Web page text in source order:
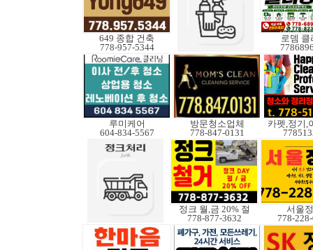
649 종합 건축
778-957-5344
로뎀 클
루미케어
604-834-5567
방문청소업체
778-847-0131
카펫,정기,
정크 월,금 20% 절
778-877-3632
서울
778-